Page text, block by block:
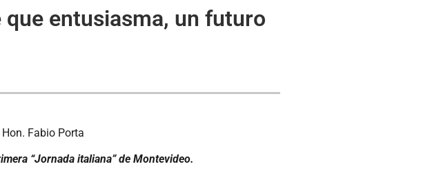
que entusiasma, un futuro
Fabio Porta
“Jornada italiana” de Montevideo.